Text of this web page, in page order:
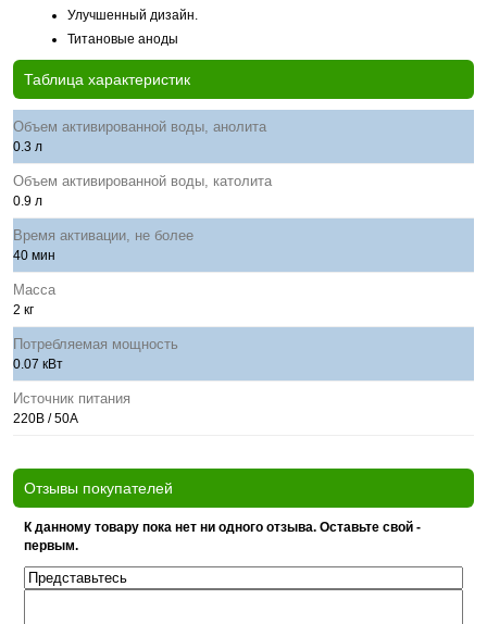
Улучшенный дизайн.
Титановые аноды
Таблица характеристик
Объем активированной воды, анолита
0.3 л
Объем активированной воды, католита
0.9 л
Время активации, не более
40 мин
Масса
2 кг
Потребляемая мощность
0.07 кВт
Источник питания
220В / 50А
Отзывы покупателей
К данному товару пока нет ни одного отзыва. Оставьте свой -
первым.